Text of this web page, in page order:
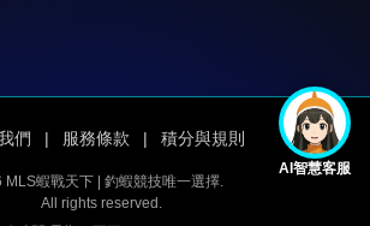
AI智慧客服
們 | 服務條款 | 積分與規則
蝦戰天下 | 釣蝦競技唯一選擇.
All rights reserved.